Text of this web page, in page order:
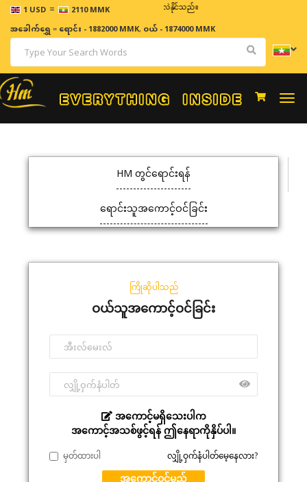
1 USD = 2110 MMK
ဈေးနှုန်းများသည် အချိန်နှင့် အမျှပြောင်းလဲနိုင်သည်။
အခေါက်ရွှေ=ရောင်း - 1882000 MMK, ဝယ် - 1874000 MMK
HM တွင်ရောင်းရန်
ရောင်းသူအကောင့်ဝင်ခြင်း
ကြိုဆိုပါသည်
ဝယ်သူအကောင့်ဝင်ခြင်း
အကောင့်မရှိသေးပါက
အကောင့်အသစ်ဖွင့်ရန် ဤနေရာကိုနှိပ်ပါ။
မှတ်ထားပါ လျှို့ဝှက်နံပါတ်မေ့နေလား?
အကောင့်ဝင်မည်